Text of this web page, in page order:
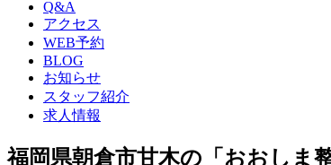
Q&A
アクセス
WEB予約
BLOG
お知らせ
スタッフ紹介
求人情報
福岡県朝倉市甘木の「おおしま